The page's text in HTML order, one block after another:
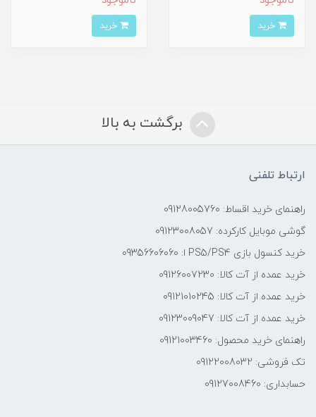
برگشت به بالا
ارتباط تلفنی
راهنمای خرید اقساط: 09128005760
گوشی موبایل کارکرده: 09123008057
خرید کنسول بازی PS5/PS4 ا: 09356606060
خرید عمده از آت کالا: 09126007230
خرید عمده از آت کالا: 09121010245
خرید عمده از آت کالا: 09123009047
راهنمای خرید محصول: 09121003460
تک فروشی: 09122008032
حسابداری: 09127008460